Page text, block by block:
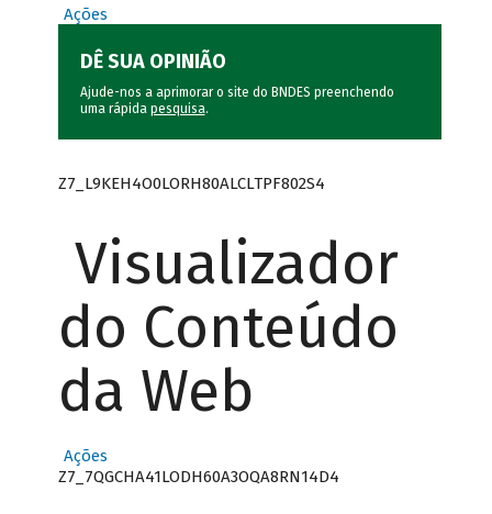
Ações
DÊ SUA OPINIÃO
Ajude-nos a aprimorar o site do BNDES preenchendo
uma rápida pesquisa.
Z7_L9KEH4O0LORH80ALCLTPF802S4
Visualizador
do Conteúdo
da Web
Ações
Z7_7QGCHA41LODH60A3OQA8RN14D4